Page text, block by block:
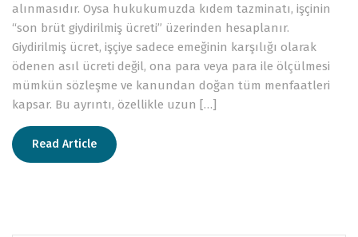
alınmasıdır. Oysa hukukumuzda kıdem tazminatı, işçinin
“son brüt giydirilmiş ücreti” üzerinden hesaplanır.
Giydirilmiş ücret, işçiye sadece emeğinin karşılığı olarak
ödenen asıl ücreti değil, ona para veya para ile ölçülmesi
mümkün sözleşme ve kanundan doğan tüm menfaatleri
kapsar. Bu ayrıntı, özellikle uzun […]
Read Article